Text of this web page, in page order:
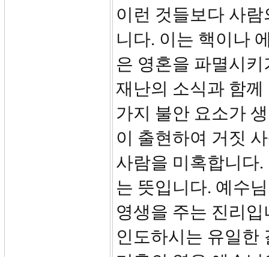
이런 것들보다 사
니다. 이는 핵이나
은 영혼을 파멸시
재난의 소식과 함
가지 불안 요소가
이 출현하여 거짓
사람을 미혹합니다
는 뜻입니다. 예수
영생을 주는 진리
인도하시는 유일한